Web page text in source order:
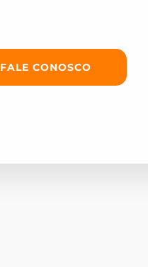
FALE CONOSCO